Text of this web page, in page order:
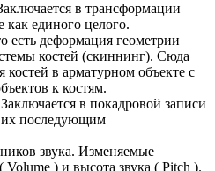
в трансформации
как единого целого.
есть деформация геометрии
костей (скиннинг). Сюда
костей в арматурном объекте с
к костям.
в покадровой записи
их последующим
звука. Изменяемые
Volume ) и высота звука ( Pitch ).